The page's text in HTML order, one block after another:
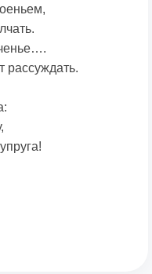
рассуждать.